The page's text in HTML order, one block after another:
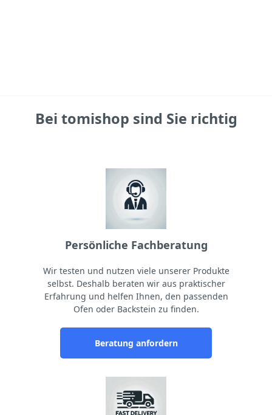
Bei tomishop sind Sie richtig
Persönliche Fachberatung
Wir testen und nutzen viele unserer Produkte
selbst. Deshalb beraten wir aus praktischer
Erfahrung und helfen Ihnen, den passenden
Ofen oder Backstein zu finden.
Beratung anfordern